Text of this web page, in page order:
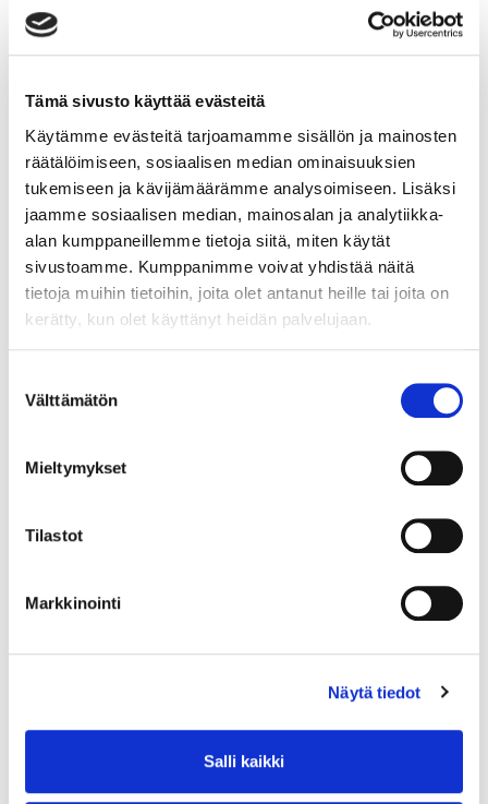
Tämä sivusto käyttää evästeitä
Käytämme evästeitä tarjoamamme sisällön ja mainosten
räätälöimiseen, sosiaalisen median ominaisuuksien
tukemiseen ja kävijämäärämme analysoimiseen. Lisäksi
jaamme sosiaalisen median, mainosalan ja analytiikka-
alan kumppaneillemme tietoja siitä, miten käytät
sivustoamme. Kumppanimme voivat yhdistää näitä
tietoja muihin tietoihin, joita olet antanut heille tai joita on
kerätty, kun olet käyttänyt heidän palvelujaan.
valinta
Välttämätön
Mieltymykset
Tilastot
Markkinointi
Näytä tiedot
Salli kaikki
sertifioitava laatu-,
Lue lisää
Organisaatiosi lähtötilanne ja
kehittämistarpeet
Organisaatiosi lähtötilanne ja kehittämistarpeet
Organisaatiosi strategia, tavoitteet ja toimintatavat
vaikuttavat paljon siihen, minkälaisista lähtökohdista
Omat lähtökohtasi Kunkin opiskelijan polku on
Lue lisää